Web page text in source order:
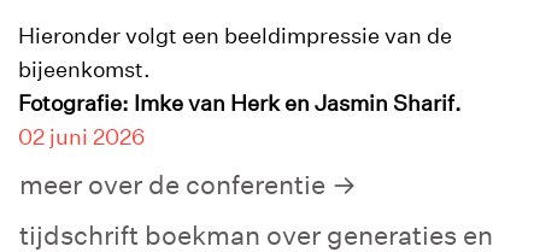
Hieronder volgt een beeldimpressie van de
bijeenkomst.
Fotografie: Imke van Herk en Jasmin Sharif.
02 juni 2026
meer over de conferentie
tijdschrift boekman over generaties en